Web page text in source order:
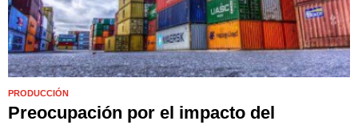
PRODUCCIÓN
Preocupación por el impacto del